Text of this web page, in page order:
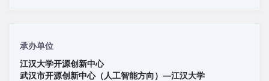
承办单位
江汉大学开源创新中心
武汉市开源创新中心（人工智能方向）—江汉大学